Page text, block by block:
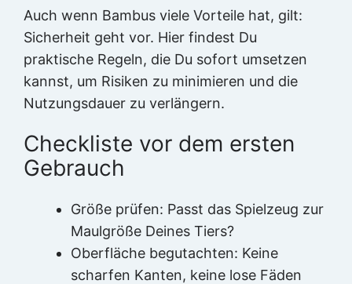
Auch wenn Bambus viele Vorteile hat, gilt:
Sicherheit geht vor. Hier findest Du
praktische Regeln, die Du sofort umsetzen
kannst, um Risiken zu minimieren und die
Nutzungsdauer zu verlängern.
Checkliste vor dem ersten
Gebrauch
Größe prüfen: Passt das Spielzeug zur
Maulgröße Deines Tiers?
Oberfläche begutachten: Keine
scharfen Kanten, keine lose Fäden